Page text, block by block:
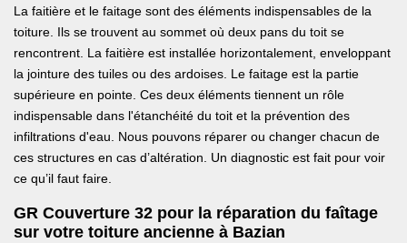
La faitière et le faitage sont des éléments indispensables de la
toiture. Ils se trouvent au sommet où deux pans du toit se
rencontrent. La faitière est installée horizontalement, enveloppant
la jointure des tuiles ou des ardoises. Le faitage est la partie
supérieure en pointe. Ces deux éléments tiennent un rôle
indispensable dans l'étanchéité du toit et la prévention des
infiltrations d'eau. Nous pouvons réparer ou changer chacun de
ces structures en cas d’altération. Un diagnostic est fait pour voir
ce qu’il faut faire.
GR Couverture 32 pour la réparation du faîtage
sur votre toiture ancienne à Bazian